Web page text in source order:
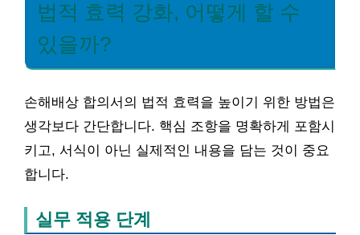
법적 효력 강화, 어떻게 할 수
있을까?
손해배상 합의서의 법적 효력을 높이기 위한 방법은
생각보다 간단합니다. 핵심 조항을 명확하게 포함시
키고, 서식이 아닌 실제적인 내용을 담는 것이 중요
합니다.
실무 적용 단계